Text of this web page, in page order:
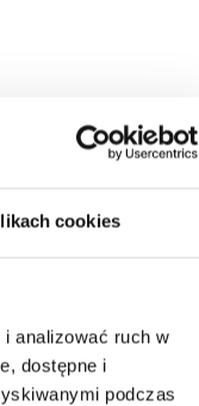
cookies
analizować ruch w
dostępne i
podczas